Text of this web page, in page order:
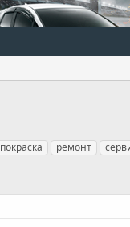
покраска ремонт